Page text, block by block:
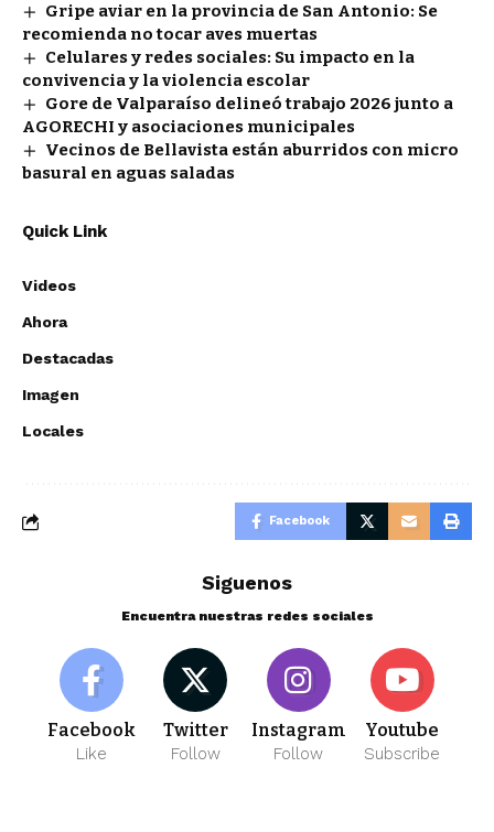
Gripe aviar en la provincia de San Antonio: Se
recomienda no tocar aves muertas
Celulares y redes sociales: Su impacto en la
convivencia y la violencia escolar
Gore de Valparaíso delineó trabajo 2026 junto a
AGORECHI y asociaciones municipales
Vecinos de Bellavista están aburridos con micro
basural en aguas saladas
Quick Link
Videos
Ahora
Destacadas
Imagen
Locales
Facebook
Siguenos
Encuentra nuestras redes sociales
Facebook
Like
Twitter
Follow
Instagram
Follow
Youtube
Subscribe